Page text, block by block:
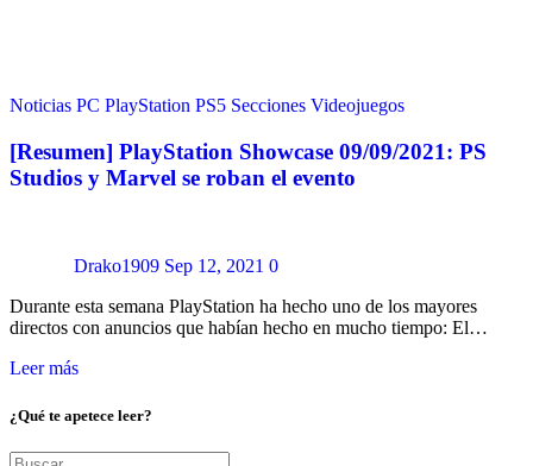
Noticias PC PlayStation PS5 Secciones Videojuegos
[Resumen] PlayStation Showcase 09/09/2021: PS
Studios y Marvel se roban el evento
Drako1909 Sep 12, 2021 0
Durante esta semana PlayStation ha hecho uno de los mayores
directos con anuncios que habían hecho en mucho tiempo: El…
Leer más
¿Qué te apetece leer?